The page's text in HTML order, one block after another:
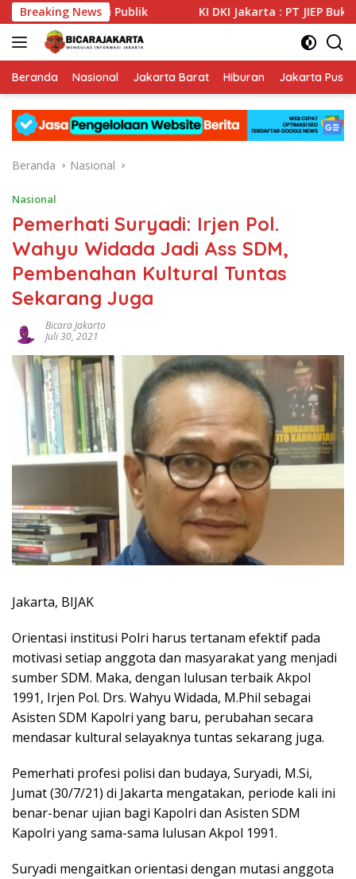
Langsung
ke
konten
Breaking News
Informasi Publik KI DKI Jakarta : PT JIEP Buktikan
Beranda Nasional Jakarta Barat Hiburan Jakarta Pusat
Beranda Nasional
Nasional
Pemerhati Suryadi: Irjen Pol.
Wahyu Widada Jadi Ass SDM,
Pembenahan Kultural Tuntas
Sekarang Juga
Bicara Jakarta
Juli 30, 2021
Jakarta, BIJAK
Orientasi institusi Polri harus tertanam efektif pada
motivasi setiap anggota dan masyarakat yang menjadi
sumber SDM. Maka, dengan lulusan terbaik Akpol
1991, Irjen Pol. Drs. Wahyu Widada, M.Phil sebagai
Asisten SDM Kapolri yang baru, perubahan secara
mendasar kultural selayaknya tuntas sekarang juga.
Pemerhati profesi polisi dan budaya, Suryadi, M.Si,
Jumat (30/7/21) di Jakarta mengatakan, periode kali ini
benar-benar ujian bagi Kapolri dan Asisten SDM
Kapolri yang sama-sama lulusan Akpol 1991.
Suryadi mengaitkan orientasi dengan mutasi anggota